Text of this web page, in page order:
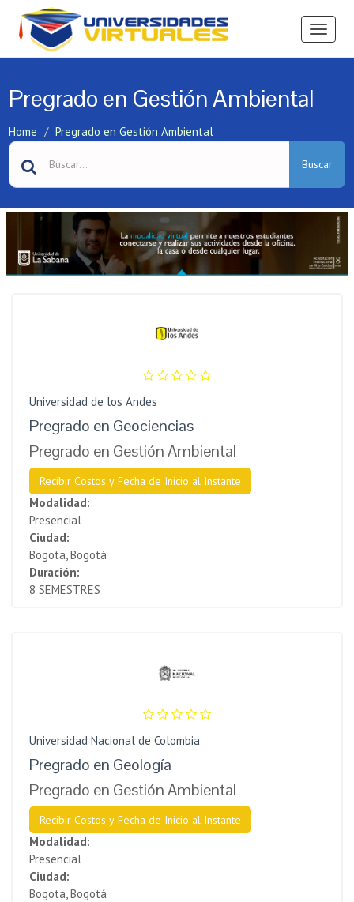
Ver
Pregrado en Gestión Ambiental
Home Pregrado en Gestión Ambiental
Buscar
Universidad de los Andes
Pregrado en Geociencias
Pregrado en Gestión Ambiental
Recibir Costos y Fecha de Inicio al Instante
Modalidad:
Presencial
Ciudad:
Bogota, Bogotá
Duración:
8 SEMESTRES
Universidad Nacional de Colombia
Pregrado en Geología
Pregrado en Gestión Ambiental
Recibir Costos y Fecha de Inicio al Instante
Modalidad:
Presencial
Ciudad:
Bogota, Bogotá